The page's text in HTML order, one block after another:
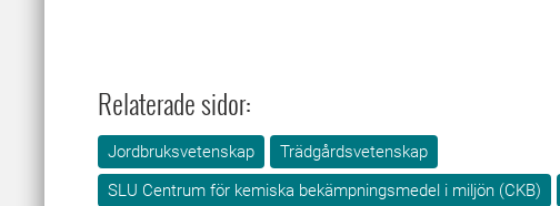
Relaterade sidor:
Jordbruksvetenskap
Trädgårdsvetenskap
SLU Centrum för kemiska bekämpningsmedel i miljön (CKB)